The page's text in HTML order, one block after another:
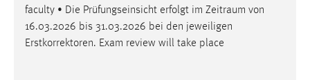
faculty • Die Prüfungseinsicht erfolgt im Zeitraum von
16.03.2026 bis 31.03.2026 bei den jeweiligen
Erstkorrektoren. Exam review will take place